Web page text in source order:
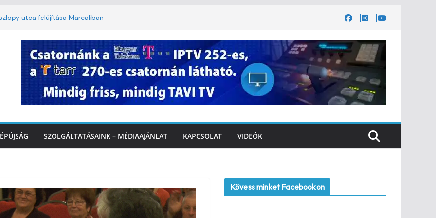
utca felújítása Marcaliban –
lakossági felháborodást váltott ki a
Marcaliban – VIDEÓ
– az első félidő végén
SZOLGÁLTATÁSAINK – MÉDIAAJÁNLAT KAPCSOLAT VIDEÓK
Kövess minket Facebookon